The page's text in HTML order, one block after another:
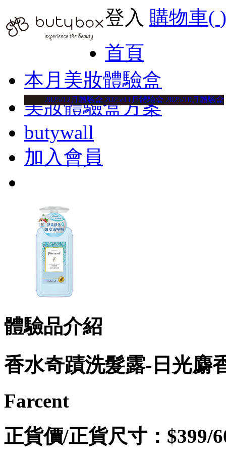
登入 購物車( )
首頁
本月美妝體驗盒
2025/12月體驗盒 2025/11月體驗盒 2025/10月體驗盒
美妝體驗盒方案
butywall
加入會員
體驗品介紹
香水奇蹟洗髮露-日光麝
Farcent
正貨價/正貨尺寸：$399/